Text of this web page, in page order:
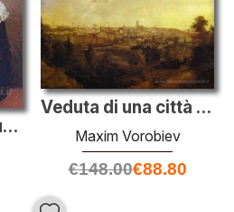
Ritratto del granduca Michael Pavlovich di Russia
Veduta di una città (Grodno)
Maxim Vorobiev
€148.00€88.80